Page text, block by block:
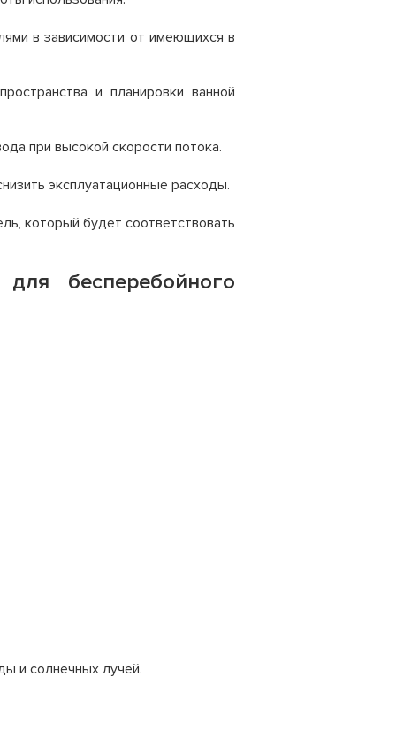
в зависимости от имеющихся в
и планировки ванной
при высокой скорости потока.
эксплуатационные расходы.
который будет соответствовать
бесперебойного
и солнечных лучей.